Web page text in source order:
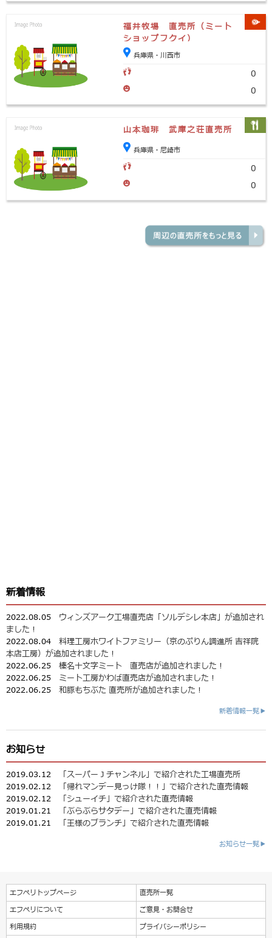
福井牧場 直売所（ミート
ショップフクイ）
兵庫県・川西市
0
0
山本珈琲 武庫之荘直売所
兵庫県・尼崎市
0
0
新着情報
2022.08.05 ウィンズアーク工場直売店「ソルデシレ本店」が追加され
ました！
2022.08.04 料理工房ホワイトファミリー（京のぷりん調進所 吉祥院
本店工房）が追加されました！
2022.06.25 榛名十文字ミート 直売店が追加されました！
2022.06.25 ミート工房かわば直売店が追加されました！
2022.06.25 和豚もちぶた 直売所が追加されました！
新着情報一覧▶
お知らせ
2019.03.12
「スーパーＪチャンネル」で紹介された工場直売所
2019.02.12
「帰れマンデー見っけ隊！！」で紹介された直売情報
2019.02.12
「シューイチ」で紹介された直売情報
2019.01.21
「ぶらぶらサタデー」で紹介された直売情報
2019.01.21
「王様のブランチ」で紹介された直売情報
お知らせ一覧▶
エフペリトップページ
直売所一覧
エフペリについて
ご意見・お問合せ
利用規約
プライバシーポリシー